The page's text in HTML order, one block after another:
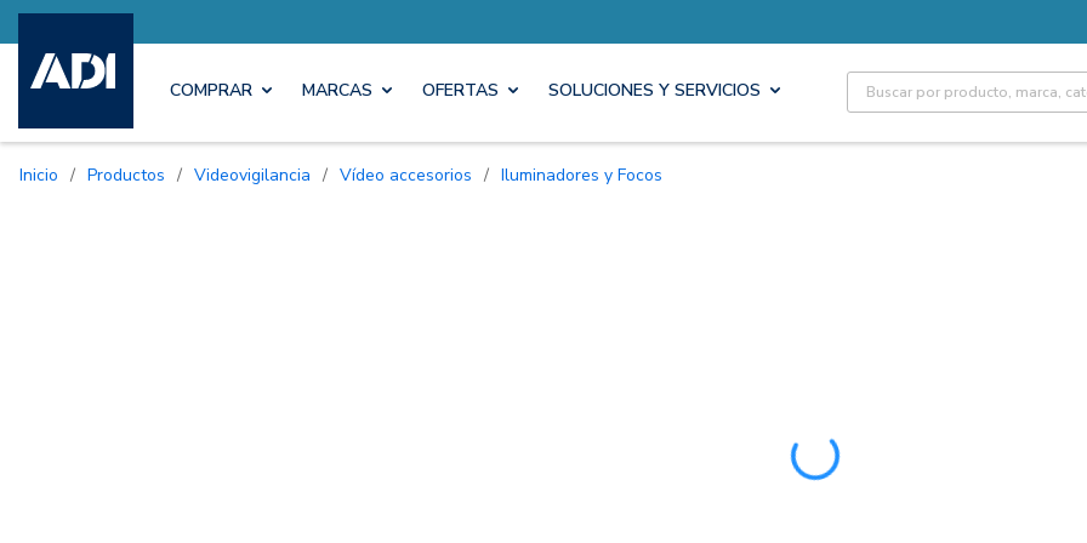
COMPRAR MARCAS OFERTAS SOLUCIONES Y SERVICIOS Site Search
Inicio / Productos / Videovigilancia / Vídeo accesorios / Iluminadores y Focos